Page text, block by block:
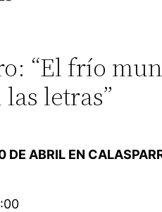
“El frío
letras”
DE ABRIL EN